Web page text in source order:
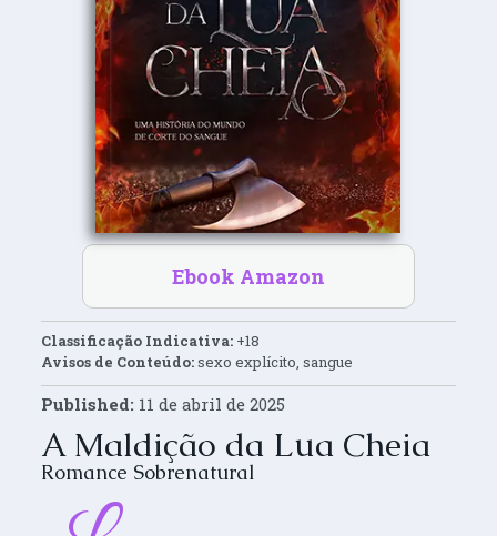
Ebook Amazon
Classificação Indicativa:+18
Avisos de Conteúdo:sexo explícito, sangue
Published: 11 de abril de 2025
A Maldição da Lua Cheia
Romance Sobrenatural